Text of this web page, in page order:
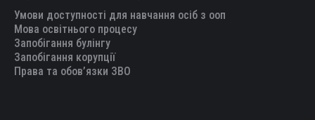
Умови доступності для навчання осіб з ооп
Мова освітнього процесу
Запобігання булінгу
Запобігання корупції
Права та обов’язки ЗВО